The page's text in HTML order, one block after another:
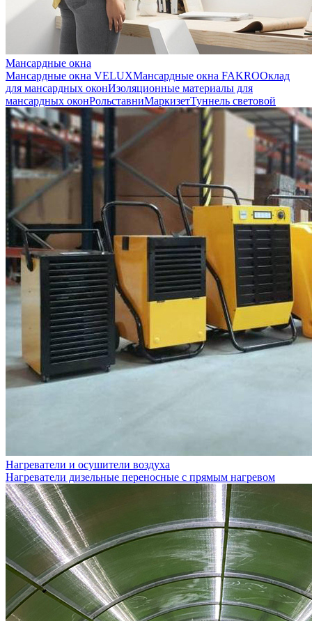
Мансардные окна
Мансардные окна VELUXМансардные окна FAKROОклад
для мансардных оконИзоляционные материалы для
мансардных оконРольставниМаркизетТуннель световой
Нагреватели и осушители воздуха
Нагреватели дизельные переносные с прямым нагревом